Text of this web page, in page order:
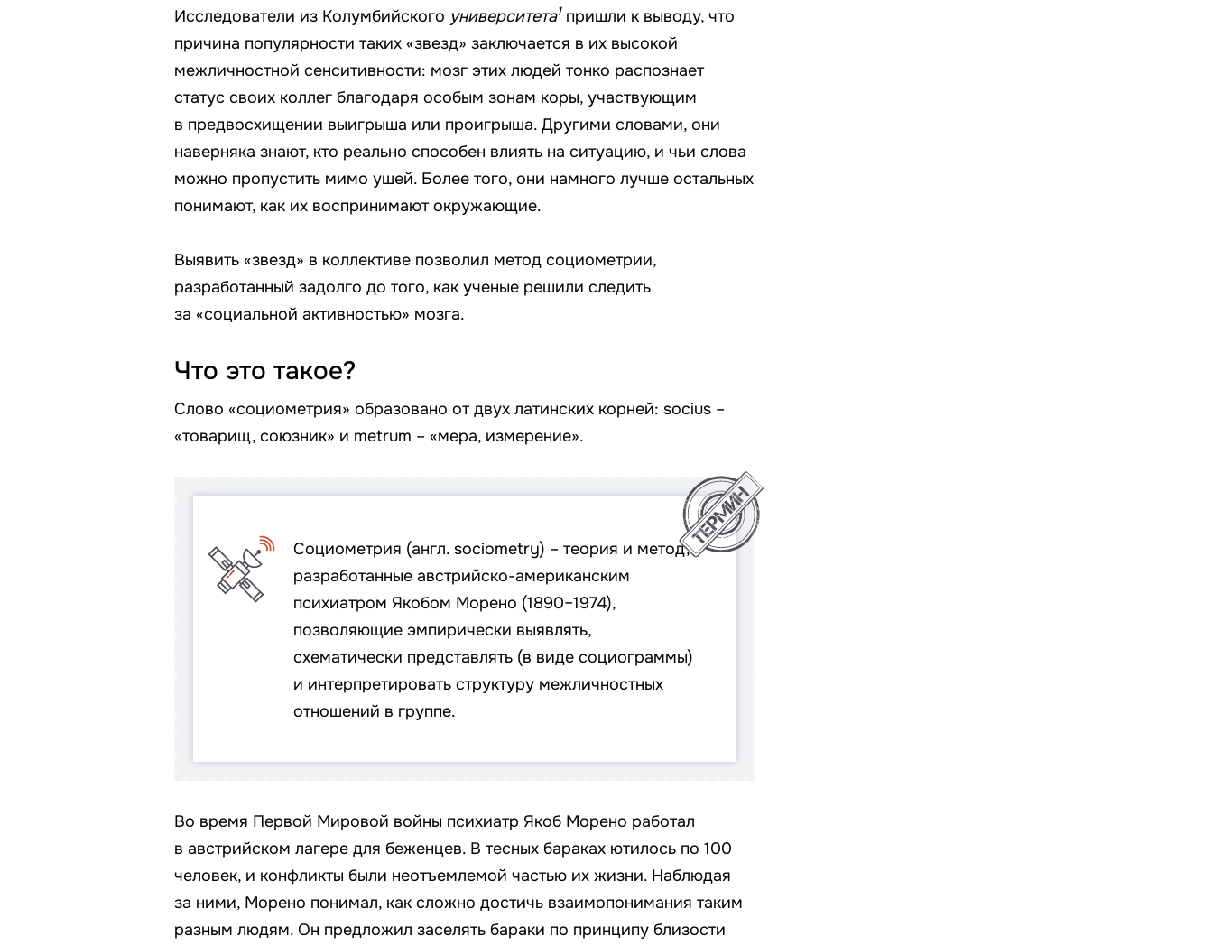
Исследователи из Колумбийского университета1 пришли к выводу, что
причина популярности таких «звезд» заключается в их высокой
межличностной сенситивности: мозг этих людей тонко распознает
статус своих коллег благодаря особым зонам коры, участвующим
в предвосхищении выигрыша или проигрыша. Другими словами, они
наверняка знают, кто реально способен влиять на ситуацию, и чьи слова
можно пропустить мимо ушей. Более того, они намного лучше остальных
понимают, как их воспринимают окружающие.
Выявить «звезд» в коллективе позволил метод социометрии,
разработанный задолго до того, как ученые решили следить
за «социальной активностью» мозга.
Что это такое?
Слово «социометрия» образовано от двух латинских корней: socius –
«товарищ, союзник» и metrum – «мера, измерение».
Социометрия (англ. sociometry) – теория и метод,
разработанные австрийско-американским
психиатром Якобом Морено (1890–1974),
позволяющие эмпирически выявлять,
схематически представлять (в виде социограммы)
и интерпретировать структуру межличностных
отношений в группе.
Во время Первой Мировой войны психиатр Якоб Морено работал
в австрийском лагере для беженцев. В тесных бараках ютилось по 100
человек, и конфликты были неотъемлемой частью их жизни. Наблюдая
за ними, Морено понимал, как сложно достичь взаимопонимания таким
разным людям. Он предложил заселять бараки по принципу близости